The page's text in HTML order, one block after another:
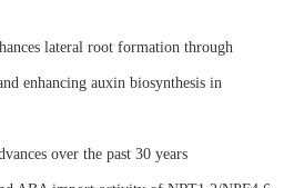
lateral root formation through
enhancing auxin biosynthesis in
over the past 30 years